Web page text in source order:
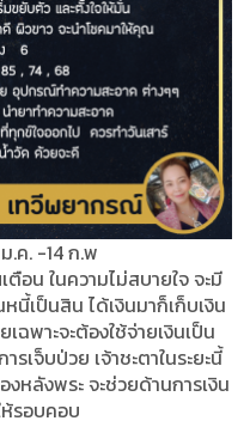
.ค. -14 ก.พ
น ในความไม่สบายใจ จะมี
นี้เป็นสิน ได้เงินมาก็เก็บเงิน
ฉพาะจะต้องใช้จ่ายเงินเป็น
เจ็บป่วย เจ้าชะตาในระยะนี้
ลังพระ จะช่วยด้านการเงิน
รอบคอบ